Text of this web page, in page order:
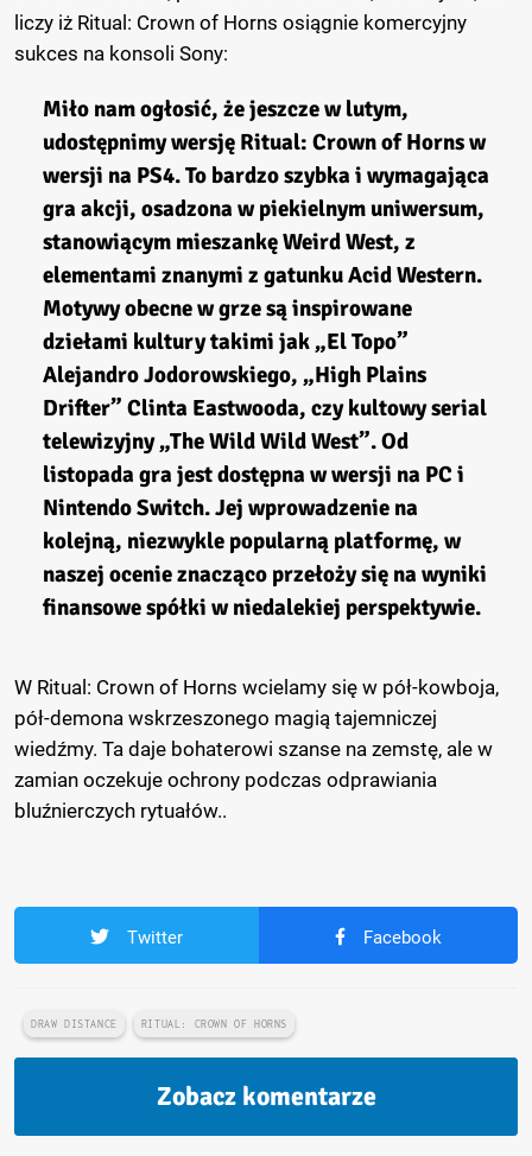
liczy iż Ritual: Crown of Horns osiągnie komercyjny
sukces na konsoli Sony:
Miło nam ogłosić, że jeszcze w lutym,
udostępnimy wersję Ritual: Crown of Horns w
wersji na PS4. To bardzo szybka i wymagająca
gra akcji, osadzona w piekielnym uniwersum,
stanowiącym mieszankę Weird West, z
elementami znanymi z gatunku Acid Western.
Motywy obecne w grze są inspirowane
dziełami kultury takimi jak „El Topo”
Alejandro Jodorowskiego, „High Plains
Drifter” Clinta Eastwooda, czy kultowy serial
telewizyjny „The Wild Wild West”. Od
listopada gra jest dostępna w wersji na PC i
Nintendo Switch. Jej wprowadzenie na
kolejną, niezwykle popularną platformę, w
naszej ocenie znacząco przełoży się na wyniki
finansowe spółki w niedalekiej perspektywie.
W Ritual: Crown of Horns wcielamy się w pół-kowboja,
pół-demona wskrzeszonego magią tajemniczej
wiedźmy. Ta daje bohaterowi szanse na zemstę, ale w
zamian oczekuje ochrony podczas odprawiania
bluźnierczych rytuałów..
Twitter Facebook
DRAW DISTANCE RITUAL: CROWN OF HORNS
Zobacz komentarze